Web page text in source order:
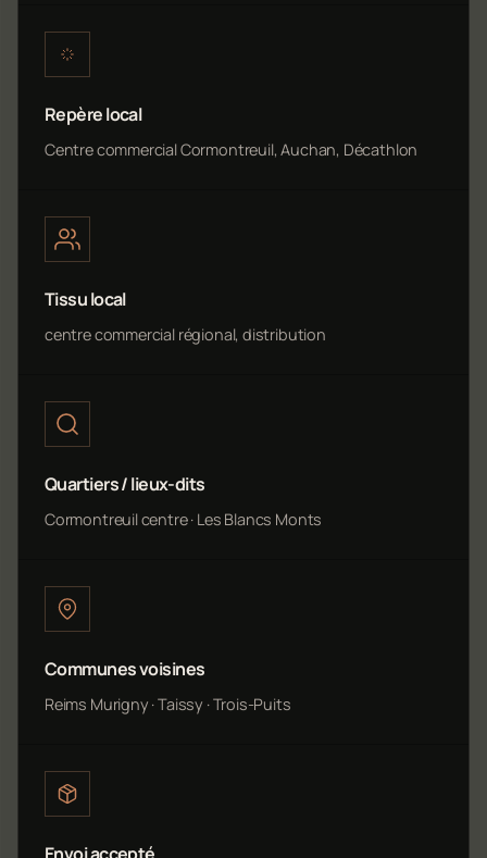
Repère local
Centre commercial Cormontreuil, Auchan, Décathlon
Tissu local
centre commercial régional, distribution
Quartiers / lieux-dits
Cormontreuil centre · Les Blancs Monts
Communes voisines
Reims Murigny · Taissy · Trois-Puits